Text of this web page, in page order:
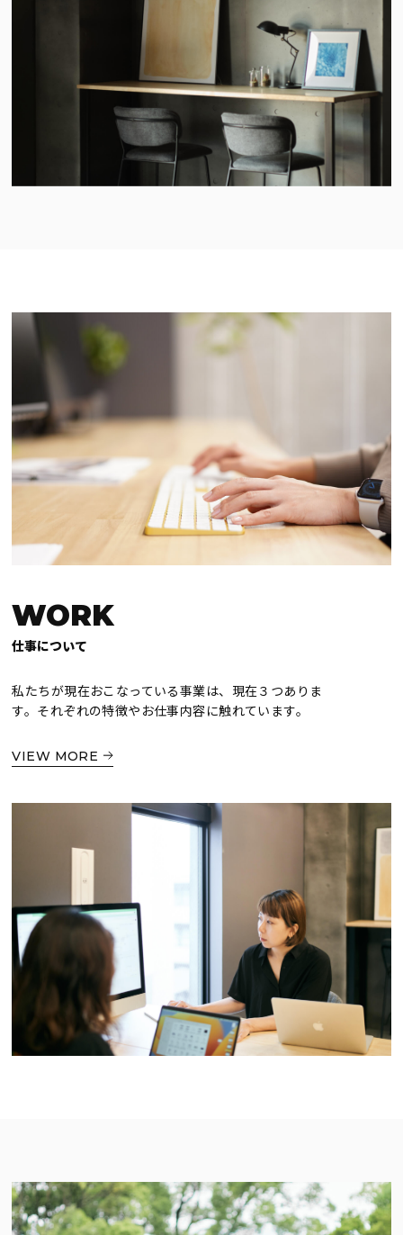
WORK
仕事について
私たちが現在おこなっている事業は、現在３つありま
す。それぞれの特徴やお仕事内容に触れています。
VIEW MORE